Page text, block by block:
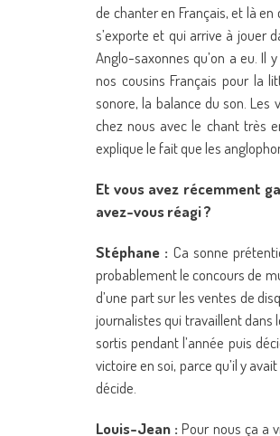
de chanter en Français, et là
s’exporte et qui arrive à jouer
Anglo-saxonnes qu’on a eu. Il
nos cousins Français pour la
sonore, la balance du son.
chez nous avec le chant très
explique le fait que les
Et vous avez récemment
avez-vous réagi ?
Stéphane : Ca sonne
probablement le concours de
d’une part sur les ventes de
journalistes qui travaillent dans
sortis pendant l’année puis
victoire en soi, parce qu’il y
décide.
Louis-Jean : Pour nous ça a